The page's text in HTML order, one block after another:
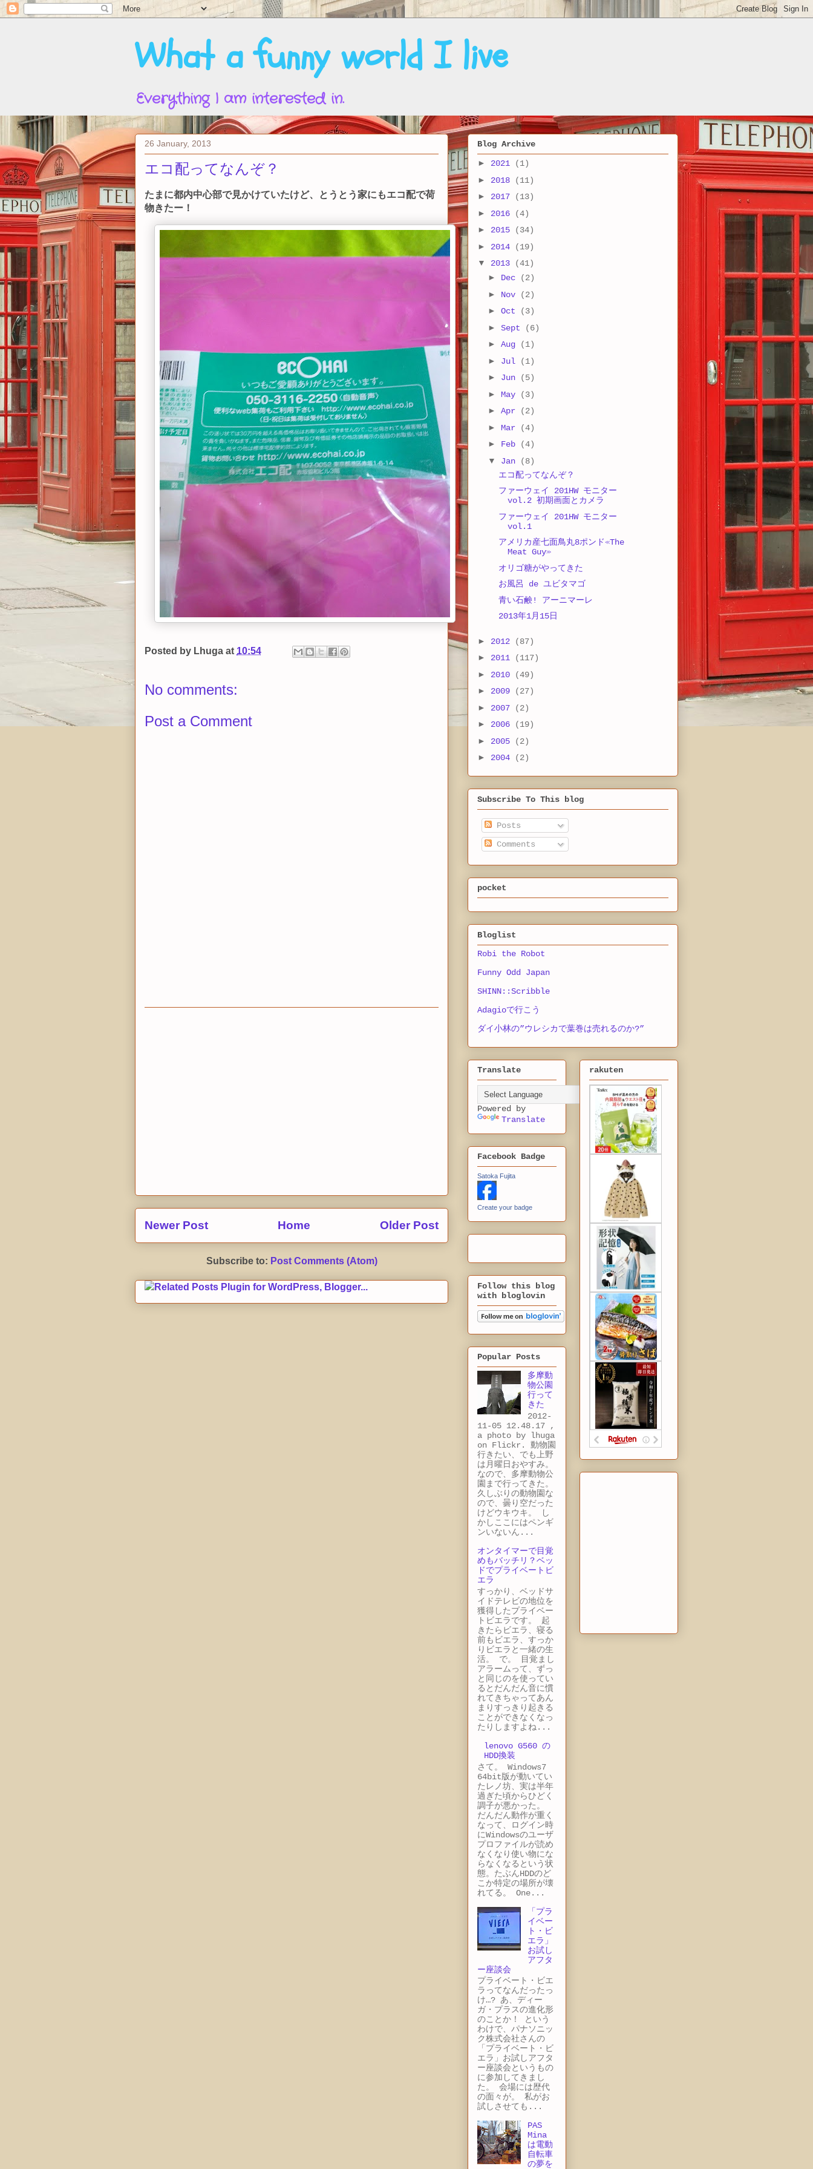
What a funny world I live
Everything I am interested in.
26 January, 2013
エコ配ってなんぞ？
たまに都内中心部で見かけていたけど、とうとう家にもエコ配で荷
物きたー！
Posted by Lhuga at 10:54
No comments:
Post a Comment
Newer Post Older Post
Home
Subscribe to: Post Comments (Atom)
Blog Archive
► 2021
(1)
► 2018
(11)
► 2017
(13)
► 2016
(4)
► 2015
(34)
► 2014
(19)
▼ 2013
(41)
► Dec
(2)
► Nov
(2)
► Oct
(3)
► Sept
(6)
► Aug
(1)
► Jul
(1)
► Jun
(5)
► May
(3)
► Apr
(2)
► Mar
(4)
► Feb
(4)
▼ Jan
(8)
エコ配ってなんぞ？
ファーウェイ 201HW モニター
vol.2 初期画面とカメラ
ファーウェイ 201HW モニター
vol.1
アメリカ産七面鳥丸8ポンド≪The
Meat Guy≫
オリゴ糖がやってきた
お風呂 de ユビタマゴ
青い石鹸! アーニマーレ
2013年1月15日
► 2012
(87)
► 2011
(117)
► 2010
(49)
► 2009
(27)
► 2007
(2)
► 2006
(19)
► 2005
(2)
► 2004 (2)
Subscribe To This blog
Posts
Comments
pocket
Bloglist
Robi the Robot
Funny Odd Japan
SHINN::Scribble
Adagioで行こう
ダイ小林の”ウレシカで葉巻は売れるのか?”
Translate
Powered by
Translate
Facebook Badge
Satoka Fujita
Create your badge
Follow this blog
with bloglovin
Popular Posts
多摩動
物公園
行って
きた
2012-
11-05 12.48.17 ,
a photo by lhuga
on Flickr. 動物園
行きたい、でも上野
は月曜日おやすみ。
なので、多摩動物公
園まで行ってきた。
久しぶりの動物園な
ので、曇り空だった
けどウキウキ。 し
かしここにはペンギ
ンいないん...
オンタイマーで目覚
めもバッチリ？ベッ
ドでプライベートビ
エラ
すっかり、ベッドサ
イドテレビの地位を
獲得したプライベー
トビエラです。 起
きたらビエラ、寝る
前もビエラ、すっか
りビエラと一緒の生
活。 で。 目覚まし
アラームって、ずっ
と同じのを使ってい
るとだんだん音に慣
れてきちゃってあん
まりすっきり起きる
ことができなくなっ
たりしますよね...
lenovo G560 の
HDD換装
さて。 Windows7
64bit版が動いてい
たレノ坊、実は半年
過ぎた頃からひどく
調子が悪かった。
だんだん動作が重く
なって、ログイン時
にWindowsのユーザ
プロファイルが読め
なくなり使い物にな
らなくなるという状
態。たぶんHDDのど
こか特定の場所が壊
れてる。 One...
「プラ
イベー
ト・ビ
エラ」
お試し
アフタ
ー座談会
プライベート・ビエ
ラってなんだったっ
け…? あ、ディー
ガ・プラスの進化形
のことか！ という
わけで、パナソニッ
ク株式会社さんの
「プライベート・ビ
エラ」お試しアフタ
ー座談会というもの
に参加してきまし
た。 会場には歴代
の面々が。 私がお
試しさせても...
PAS
Mina
は電動
自転車
の夢を
rakuten